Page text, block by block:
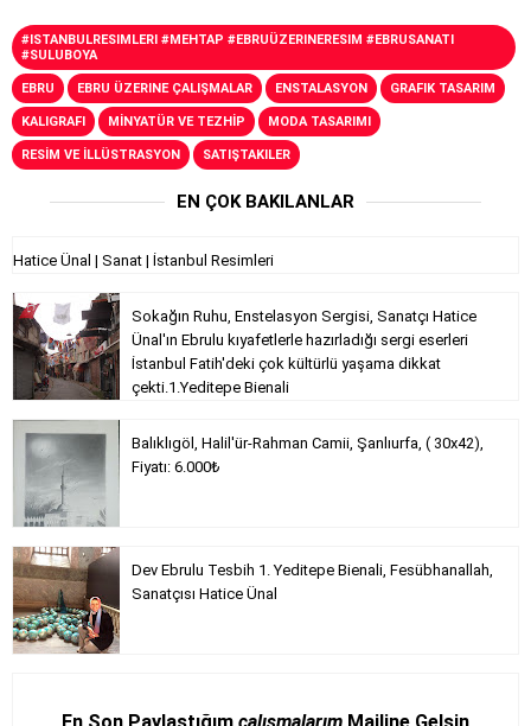
#ISTANBULRESIMLERI #MEHTAP #EBRUÜZERINERESIM #EBRUSANATI
#SULUBOYA
EBRU EBRU ÜZERINE ÇALIŞMALAR ENSTALASYON GRAFIK TASARIM
KALIGRAFI MİNYATÜR VE TEZHİP MODA TASARIMI
RESİM VE İLLÜSTRASYON SATIŞTAKILER
EN ÇOK BAKILANLAR
Hatice Ünal | Sanat | İstanbul Resimleri
Sokağın Ruhu, Enstelasyon Sergisi, Sanatçı Hatice
Ünal'ın Ebrulu kıyafetlerle hazırladığı sergi eserleri
İstanbul Fatih'deki çok kültürlü yaşama dikkat
çekti.1.Yeditepe Bienali
Balıklıgöl, Halil'ür-Rahman Camii, Şanlıurfa, ( 30x42),
Fiyatı: 6.000₺
Dev Ebrulu Tesbih 1. Yeditepe Bienali, Fesübhanallah,
Sanatçısı Hatice Ünal